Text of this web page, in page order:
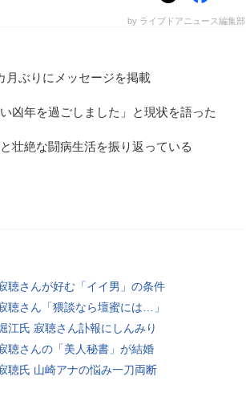
by ライブドアニュース編集部
月ぶりにメッセージを掲載
凶年を過ごしました」と現状を語った
壮絶な闘病生活を振り返っている
聴さんが好む「イイ男」の条件
聴さん「猥談なら壇蜜には…」
江氏 寂聴さん訃報にしんみり
聴さんの「美人秘書」が結婚
聴氏 山崎アナの悩み一刀両断